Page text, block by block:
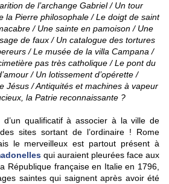
de l’archange Gabriel / Un tour
la Pierre philosophale / Le doigt de saint
/ Une sainte en pamoison / Une
de faux / Un catalogue des tortures
/ Le musée de la villa Campana /
pas très catholique / Le pont du
/ Un lotissement d’opérette /
Jésus / Antiquités et machines à vapeur
la Patrie reconnaissante ?
qualificatif à associer à la ville de
sites sortant de l’ordinaire ! Rome
le merveilleux est partout présent à
qui auraient pleurées face aux
République française en Italie en 1796,
saintes qui saignent après avoir été